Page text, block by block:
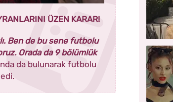
ÜZEN KARAR!
Ben de bu sene futbolu
Orada da 9 bölümlük
da bulunarak futbolu